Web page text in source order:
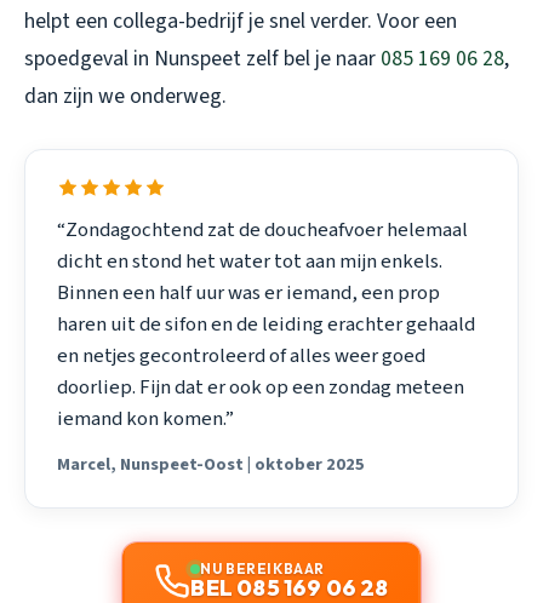
helpt een collega-bedrijf je snel verder. Voor een
spoedgeval in Nunspeet zelf bel je naar 085 169 06 28,
dan zijn we onderweg.
“Zondagochtend zat de doucheafvoer helemaal
dicht en stond het water tot aan mijn enkels.
Binnen een half uur was er iemand, een prop
haren uit de sifon en de leiding erachter gehaald
en netjes gecontroleerd of alles weer goed
doorliep. Fijn dat er ook op een zondag meteen
iemand kon komen.”
Marcel, Nunspeet-Oost | oktober 2025
NU BEREIKBAAR
BEL 085 169 06 28